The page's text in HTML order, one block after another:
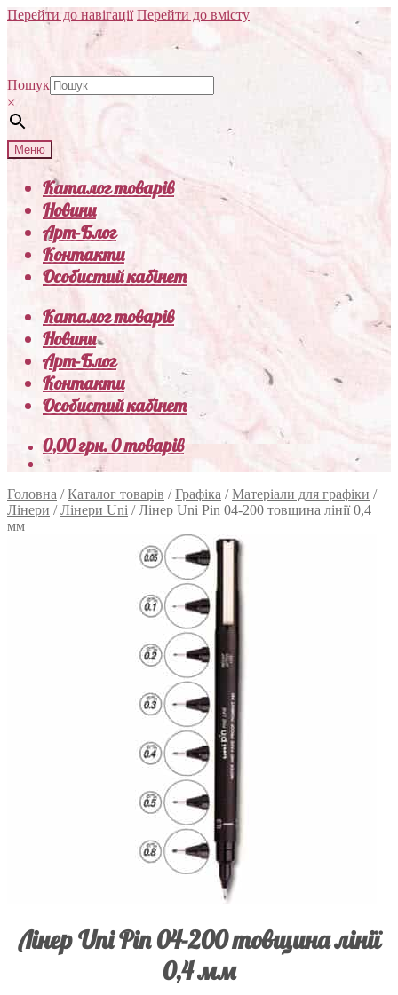
Перейти до навігації Перейти до вмісту
Пошук
×
Меню
Каталог товарів
Новини
Арт-Блог
Контакти
Особистий кабінет
Каталог товарів
Новини
Арт-Блог
Контакти
Особистий кабінет
0,00грн.0 товарів
Головна /Каталог товарів /Графіка /Матеріали для графіки /
Лінери /Лінери Uni /Лінер Uni Pin 04-200 товщина лінії 0,4
мм
Лінер Uni Pin 04-200 товщина лінії
0,4 мм